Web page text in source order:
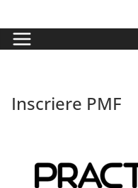
Inscriere PMF